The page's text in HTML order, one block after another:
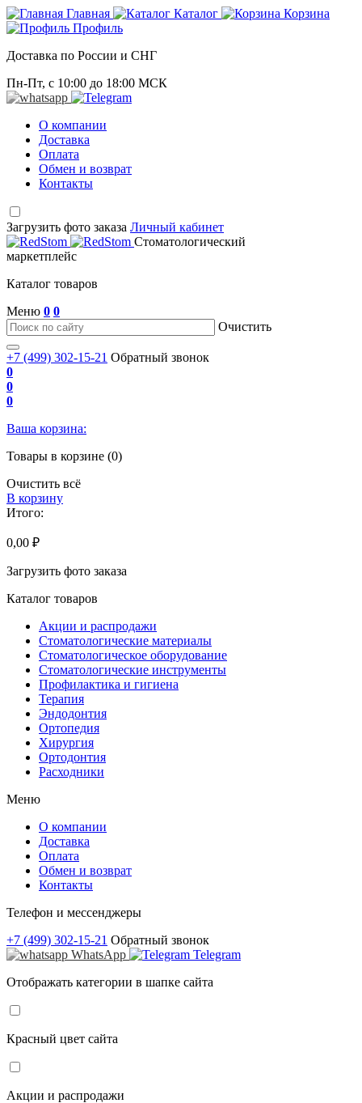
Главная Каталог
Корзина
Профиль
Доставка по России и СНГ
Пн-Пт, с 10:00 до 18:00 МСК
О компании
Доставка
Оплата
Обмен и возврат
Контакты
Загрузить фото заказа Личный кабинет
Стоматологический
маркетплейс
Каталог товаров
Меню 0 0
Очистить
+7 (499) 302-15-21 Обратный звонок
0
0
0
Ваша корзина:
Товары в корзине (0)
Очистить всё
В корзину
Итого:
0,00 ₽
Загрузить фото заказа
Каталог товаров
Акции и распродажи
Стоматологические материалы
Стоматологическое оборудование
Стоматологические инструменты
Профилактика и гигиена
Терапия
Эндодонтия
Ортопедия
Хирургия
Ортодонтия
Расходники
Меню
О компании
Доставка
Оплата
Обмен и возврат
Контакты
Телефон и мессенджеры
+7 (499) 302-15-21 Обратный звонок
WhatsApp
Telegram
Отображать категории в шапке сайта
Красный цвет сайта
Акции и распродажи